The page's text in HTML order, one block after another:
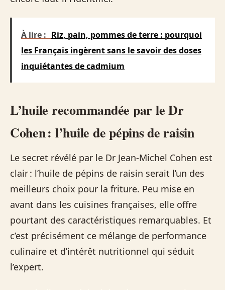
À lire : Riz, pain, pommes de terre : pourquoi
les Français ingèrent sans le savoir des doses
inquiétantes de cadmium
L’huile recommandée par le Dr
Cohen : l’huile de pépins de raisin
Le secret révélé par le Dr Jean-Michel Cohen est
clair : l’huile de pépins de raisin serait l’un des
meilleurs choix pour la friture. Peu mise en
avant dans les cuisines françaises, elle offre
pourtant des caractéristiques remarquables. Et
c’est précisément ce mélange de performance
culinaire et d’intérêt nutritionnel qui séduit
l’expert.